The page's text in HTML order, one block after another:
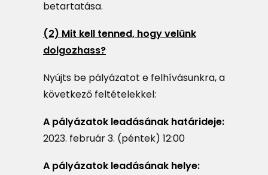
betartatása.
(2) Mit kell tenned, hogy velünk
dolgozhass?
Nyújts be pályázatot e felhívásunkra, a
következő feltételekkel:
A pályázatok leadásának határideje:
2023. február 3. (péntek) 12:00
A pályázatok leadásának helye: